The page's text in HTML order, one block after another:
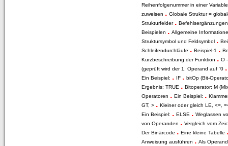
Reihenfolgenummer in einer
zuweisen . Globale Struktur =
Strukturfelder .
Beispielen . Allgemeine
Struktursymbol und Feldsymbol .
Schleifendurchläufe . Beispiel-1 .
Kurzbeschreibung der Funktion . O
(geprüft wird der 1. Operand auf “0
Ein Beispiel: . IF . bitOp (Bit-
Ergebnis: TRUE . Bitoperator: M
Operatoren . Ein Beispiel: .
GT, > . Kleiner oder gleich LE, <=,
Ein Beispiel: . ELSE . Weglassen
von Operanden . Vergleich vom
Der Binärcode . Eine kleine Tabelle
Anweisung ausführen . Als